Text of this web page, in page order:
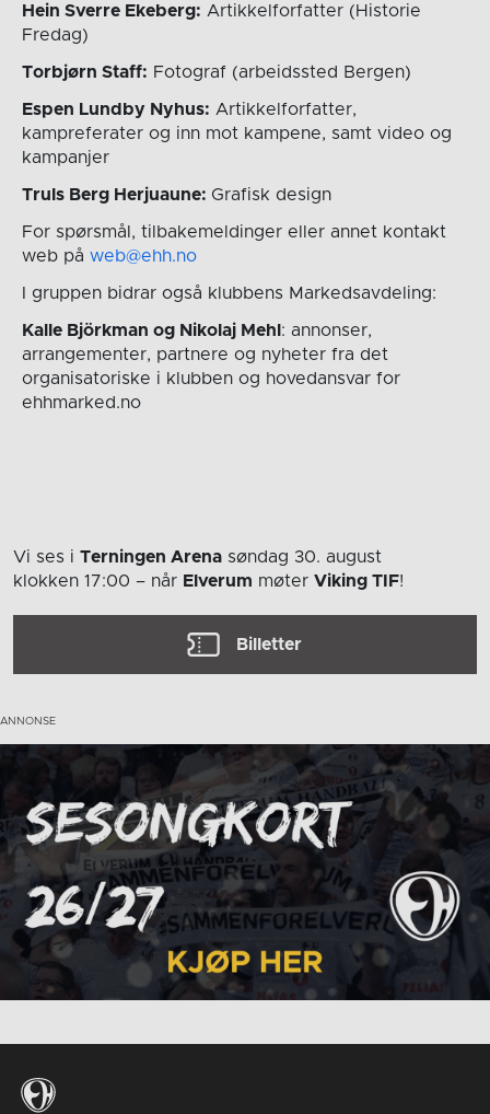
Hein Sverre Ekeberg: Artikkelforfatter (Historie
Fredag)
Torbjørn Staff: Fotograf (arbeidssted Bergen)
Espen Lundby Nyhus: Artikkelforfatter,
kampreferater og inn mot kampene, samt video og
kampanjer
Truls Berg Herjuaune: Grafisk design
For spørsmål, tilbakemeldinger eller annet kontakt
web på web@ehh.no
I gruppen bidrar også klubbens Markedsavdeling:
Kalle Björkman og Nikolaj Mehl : annonser,
arrangementer, partnere og nyheter fra det
organisatoriske i klubben og hovedansvar for
ehhmarked.no
Vi ses i Terningen Arena søndag 30. august
klokken 17:00 – når Elverum møter Viking TIF!
Billetter